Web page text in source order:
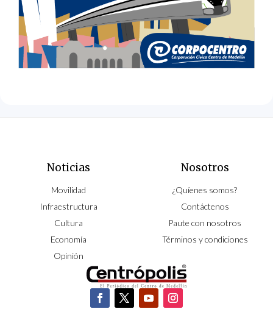
Noticias
Movilidad
Infraestructura
Cultura
Economía
Opinión
Nosotros
¿Quíenes somos?
Contáctenos
Paute con nosotros
Términos y condiciones